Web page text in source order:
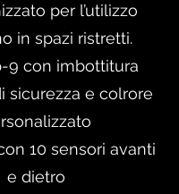
per l’utilizzo
in spazi ristretti.
9 con imbottitura
sicurezza e colrore
10 sensori avanti
e dietro